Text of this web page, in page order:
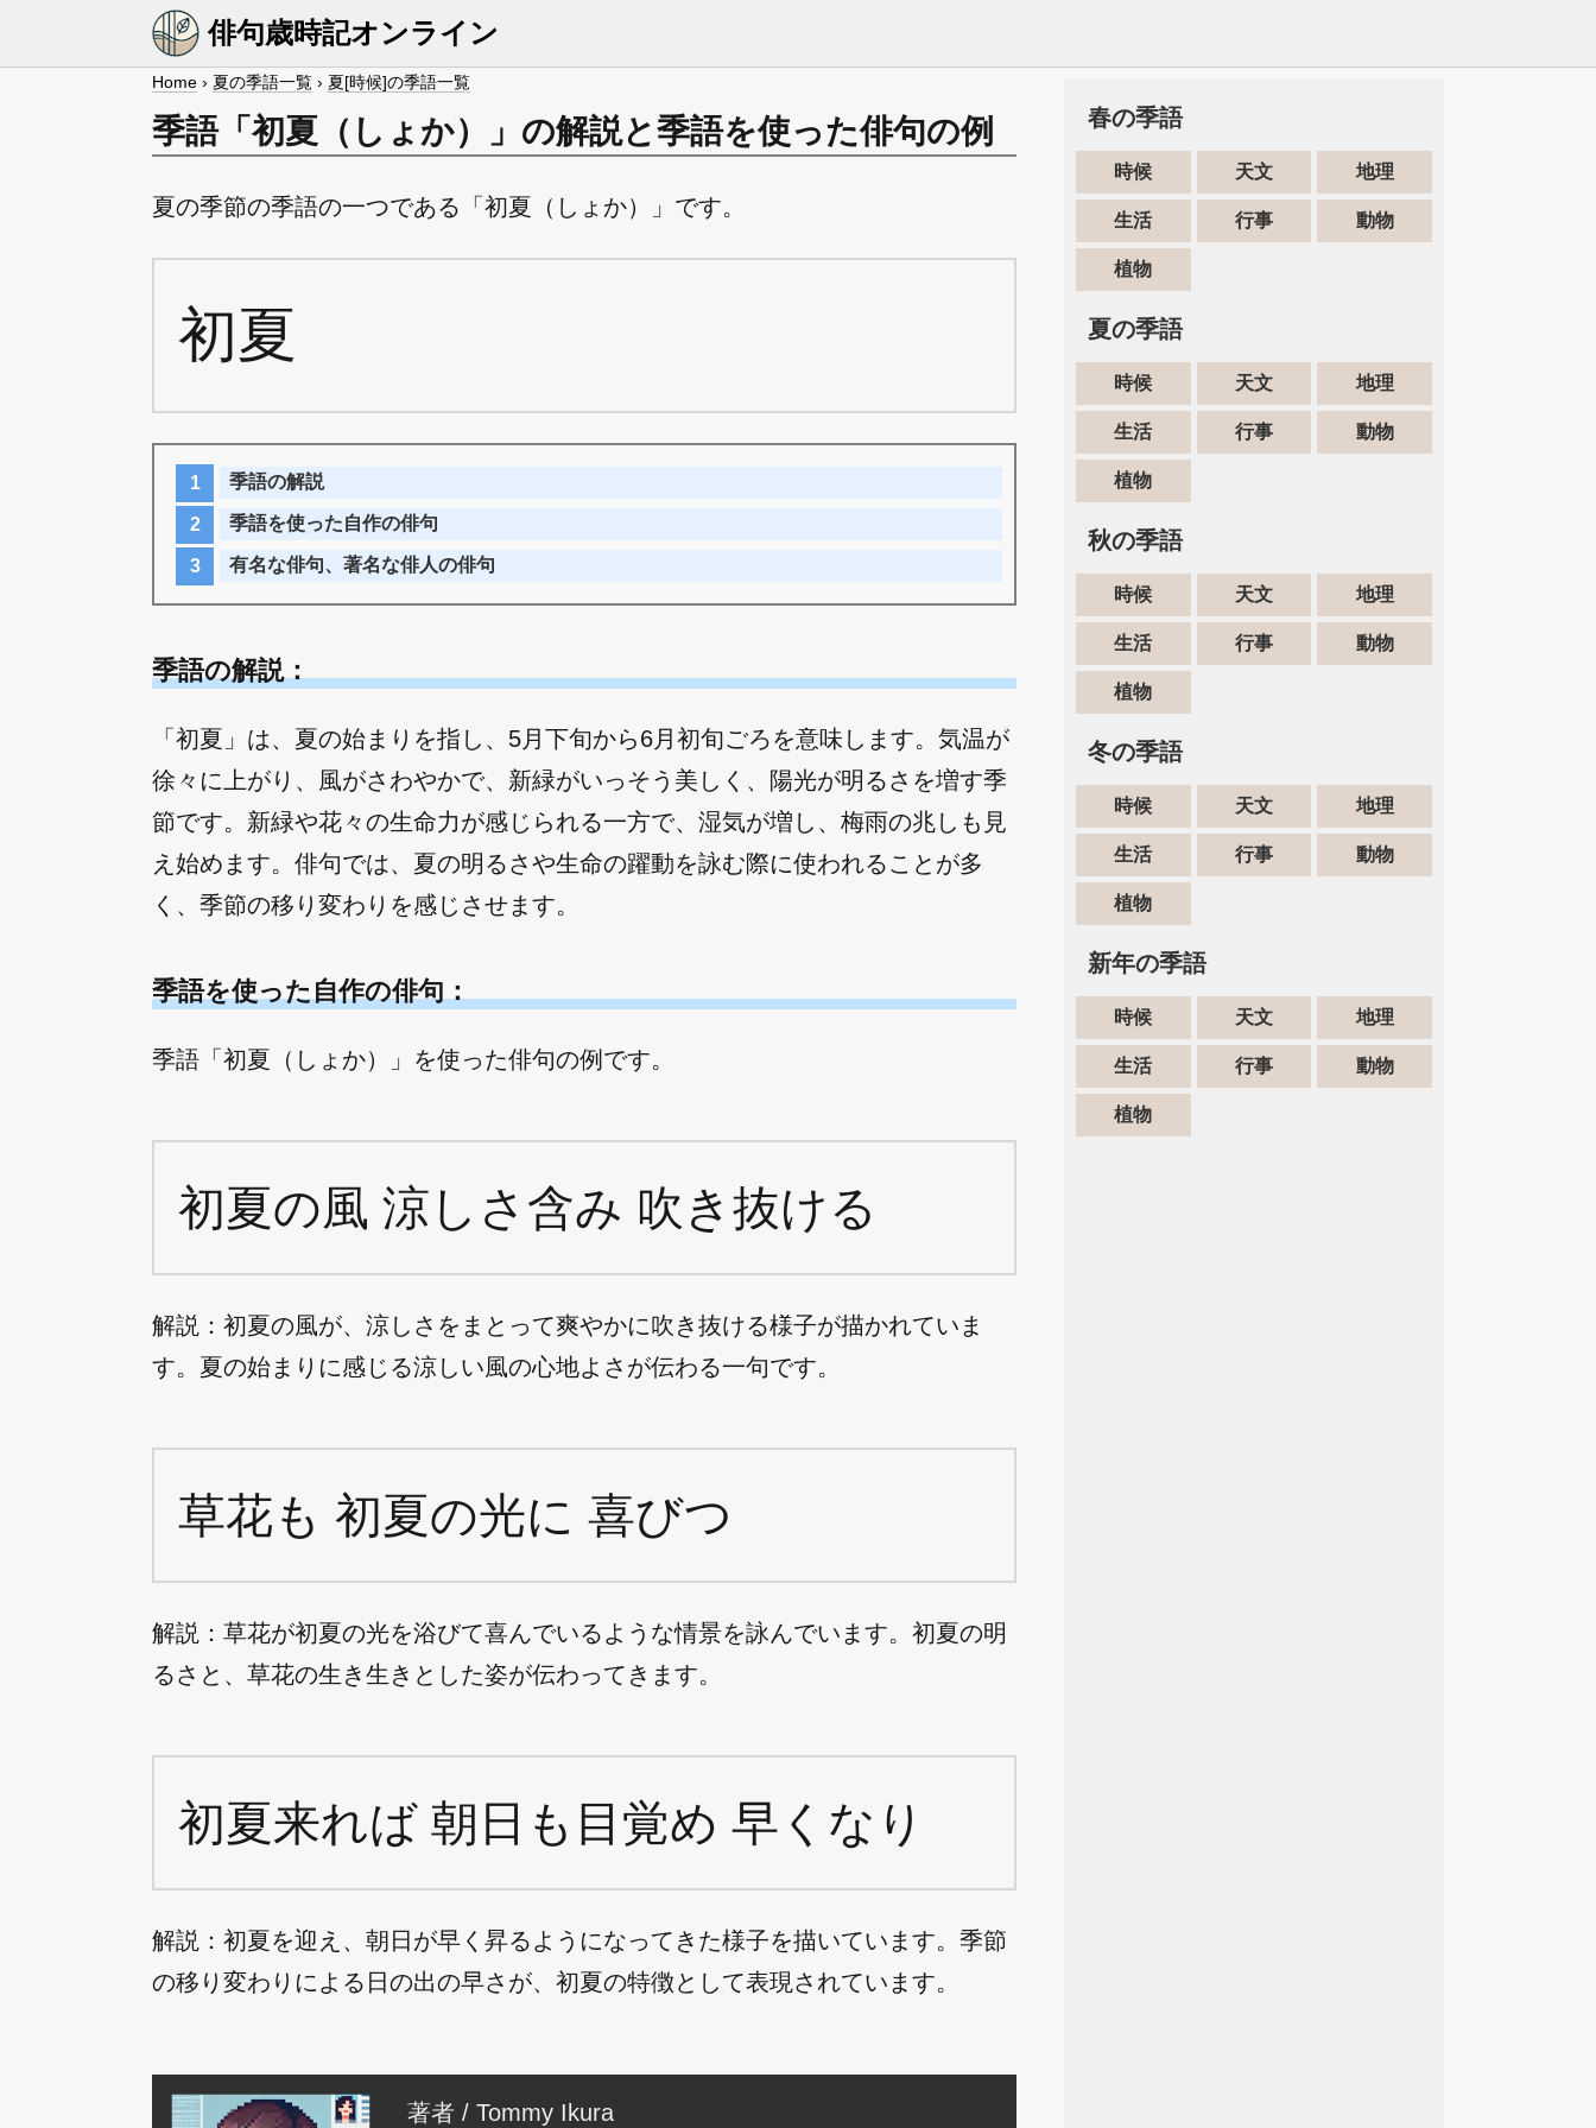
俳句歳時記オンライン
Home › 夏の季語一覧 › 夏[時候]の季語一覧
季語「初夏（しょか）」の解説と季語を使った俳句の例
夏の季節の季語の一つである「初夏（しょか）」です。
初夏
季語の解説
季語を使った自作の俳句
有名な俳句、著名な俳人の俳句
季語の解説：
「初夏」は、夏の始まりを指し、5月下旬から6月初旬ごろを意味します。気温が
徐々に上がり、風がさわやかで、新緑がいっそう美しく、陽光が明るさを増す季
節です。新緑や花々の生命力が感じられる一方で、湿気が増し、梅雨の兆しも見
え始めます。俳句では、夏の明るさや生命の躍動を詠む際に使われることが多
く、季節の移り変わりを感じさせます。
季語を使った自作の俳句：
季語「初夏（しょか）」を使った俳句の例です。
初夏の風 涼しさ含み 吹き抜ける
解説：初夏の風が、涼しさをまとって爽やかに吹き抜ける様子が描かれていま
す。夏の始まりに感じる涼しい風の心地よさが伝わる一句です。
草花も 初夏の光に 喜びつ
解説：草花が初夏の光を浴びて喜んでいるような情景を詠んでいます。初夏の明
るさと、草花の生き生きとした姿が伝わってきます。
初夏来れば 朝日も目覚め 早くなり
解説：初夏を迎え、朝日が早く昇るようになってきた様子を描いています。季節
の移り変わりによる日の出の早さが、初夏の特徴として表現されています。
著者 / Tommy Ikura
春の季語
時候 天文 地理
生活 行事 動物
植物
夏の季語
時候 天文 地理
生活 行事 動物
植物
秋の季語
時候 天文 地理
生活 行事 動物
植物
冬の季語
時候 天文 地理
生活 行事 動物
植物
新年の季語
時候 天文 地理
生活 行事 動物
植物